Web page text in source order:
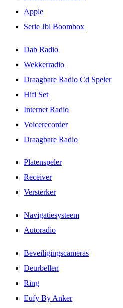
Apple
Serie Jbl Boombox
Dab Radio
Wekkerradio
Draagbare Radio Cd Speler
Hifi Set
Internet Radio
Voicerecorder
Draagbare Radio
Platenspeler
Receiver
Versterker
Navigatiesysteem
Autoradio
Beveiligingscameras
Deurbellen
Ring
Eufy By Anker